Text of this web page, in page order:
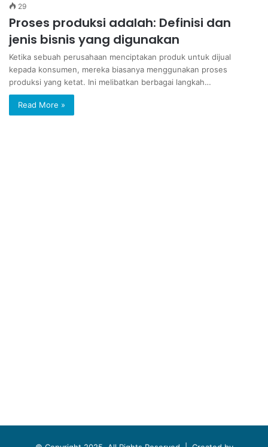
29
Proses produksi adalah: Definisi dan
jenis bisnis yang digunakan
Ketika sebuah perusahaan menciptakan produk untuk dijual
kepada konsumen, mereka biasanya menggunakan proses
produksi yang ketat. Ini melibatkan berbagai langkah…
Read More »